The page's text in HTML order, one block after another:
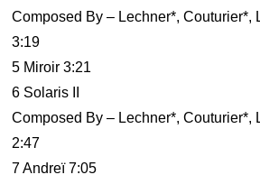
Composed By – Lechner*, Couturier*,
3:19
5 Miroir 3:21
6 Solaris II
Composed By – Lechner*, Couturier*,
2:47
7 Andreï 7:05